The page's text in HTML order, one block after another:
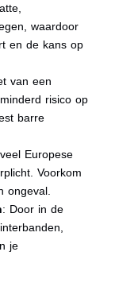
waardoor
en de kans op
van een
risico op
barre
Europese
Voorkom
ongeval.
: Door in de
je